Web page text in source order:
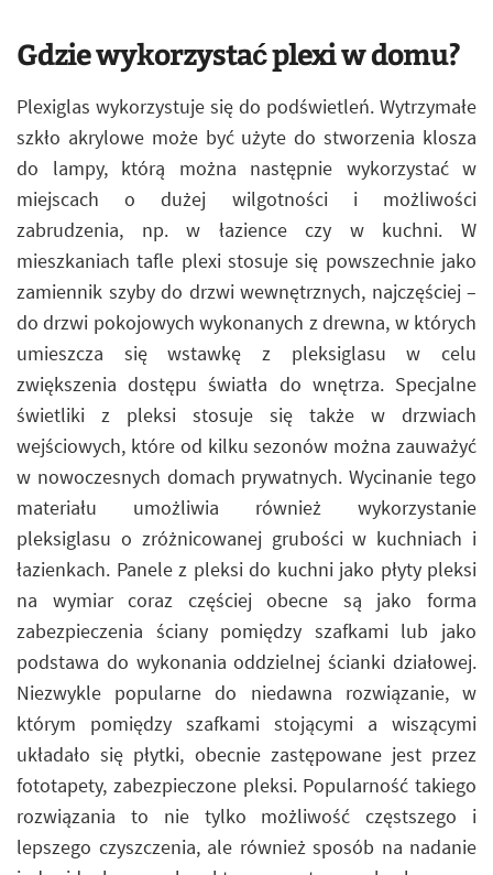
Gdzie wykorzystać plexi w domu?
Plexiglas wykorzystuje się do podświetleń. Wytrzymałe
szkło akrylowe może być użyte do stworzenia klosza
do lampy, którą można następnie wykorzystać w
miejscach o dużej wilgotności i możliwości
zabrudzenia, np. w łazience czy w kuchni. W
mieszkaniach tafle plexi stosuje się powszechnie jako
zamiennik szyby do drzwi wewnętrznych, najczęściej –
do drzwi pokojowych wykonanych z drewna, w których
umieszcza się wstawkę z pleksiglasu w celu
zwiększenia dostępu światła do wnętrza. Specjalne
świetliki z pleksi stosuje się także w drzwiach
wejściowych, które od kilku sezonów można zauważyć
w nowoczesnych domach prywatnych. Wycinanie tego
materiału umożliwia również wykorzystanie
pleksiglasu o zróżnicowanej grubości w kuchniach i
łazienkach. Panele z pleksi do kuchni jako płyty pleksi
na wymiar coraz częściej obecne są jako forma
zabezpieczenia ściany pomiędzy szafkami lub jako
podstawa do wykonania oddzielnej ścianki działowej.
Niezwykle popularne do niedawna rozwiązanie, w
którym pomiędzy szafkami stojącymi a wiszącymi
układało się płytki, obecnie zastępowane jest przez
fototapety, zabezpieczone pleksi. Popularność takiego
rozwiązania to nie tylko możliwość częstszego i
lepszego czyszczenia, ale również sposób na nadanie